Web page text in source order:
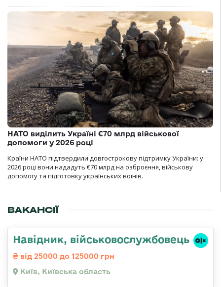
НАТО виділить Україні €70 млрд військової
допомоги у 2026 році
Країни НАТО підтвердили довгострокову підтримку України: у
2026 році вони нададуть €70 млрд на озброєння, військову
допомогу та підготовку українських воїнів.
ВАКАНСІЇ
Навідник, військовослужбовець
від 25000 до 125000 грн
Київ, Київська область